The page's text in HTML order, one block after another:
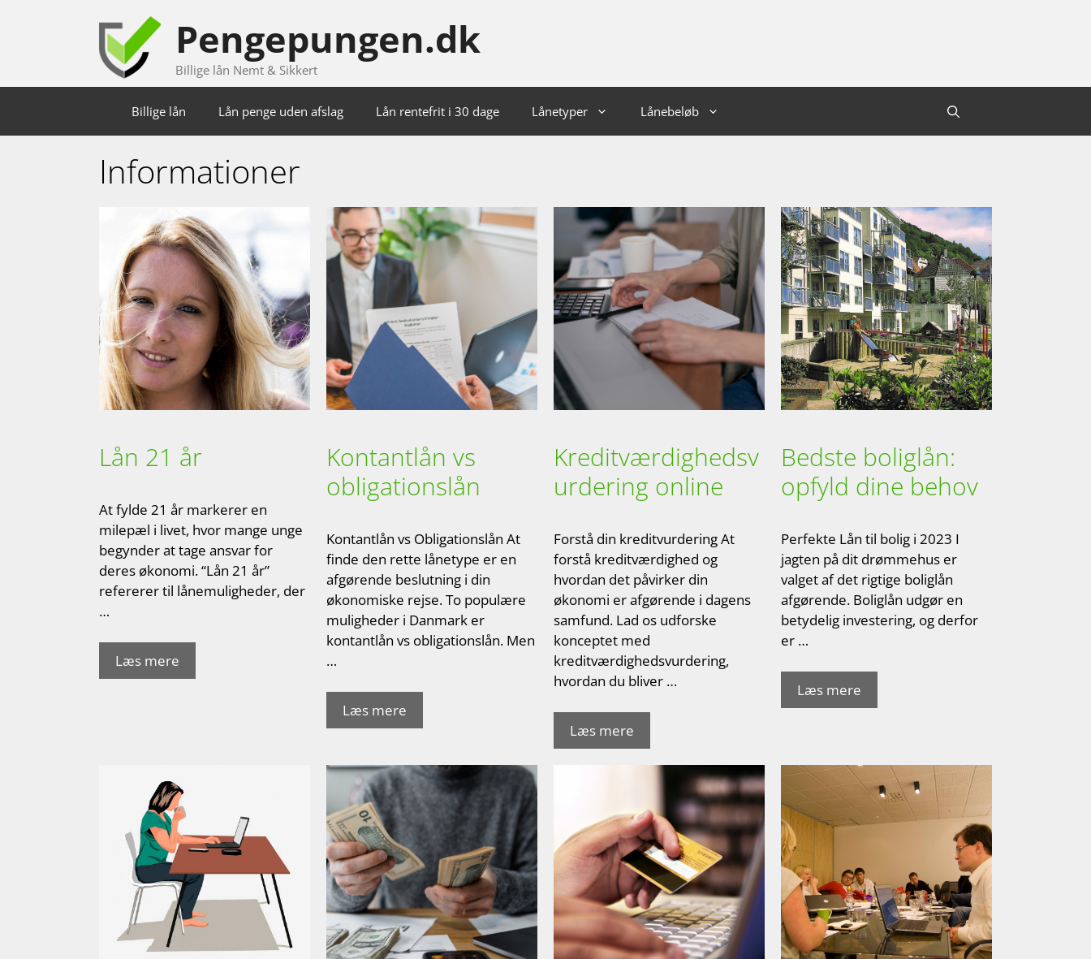
Pengepungen.dk
Billige lån Nemt & Sikkert
Billige lån Lån penge uden afslag Lån rentefrit i 30 dage Lånetyper Lånebeløb
Informationer
Lån 21 år
At fylde 21 år markerer en
milepæl i livet, hvor mange unge
begynder at tage ansvar for
deres økonomi. “Lån 21 år”
refererer til lånemuligheder, der
…
Læs mere
Kontantlån vs
obligationslån
Kontantlån vs Obligationslån At
finde den rette lånetype er en
afgørende beslutning i din
økonomiske rejse. To populære
muligheder i Danmark er
kontantlån vs obligationslån. Men
…
Læs mere
Kreditværdighedsv
urdering online
Forstå din kreditvurdering At
forstå kreditværdighed og
hvordan det påvirker din
økonomi er afgørende i dagens
samfund. Lad os udforske
konceptet med
kreditværdighedsvurdering,
hvordan du bliver …
Læs mere
Bedste boliglån:
opfyld dine behov
Perfekte Lån til bolig i 2023 I
jagten på dit drømmehus er
valget af det rigtige boliglån
afgørende. Boliglån udgør en
betydelig investering, og derfor
er …
Læs mere